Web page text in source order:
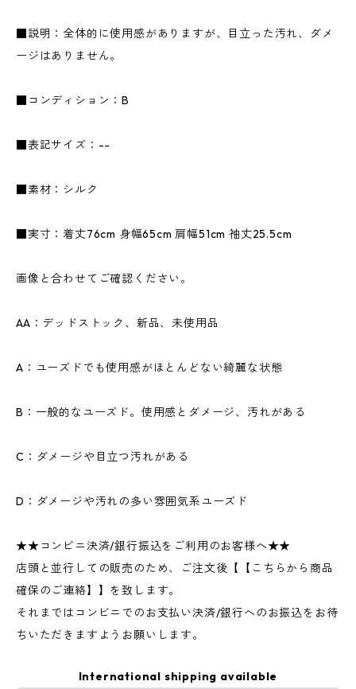
■説明：全体的に使用感がありますが、目立った汚れ、ダメ
ージはありません。
■コンディション：B
■表記サイズ：--
■素材：シルク
■実寸：着丈76cm 身幅65cm 肩幅51cm 袖丈25.5cm
画像と合わせてご確認ください。
AA：デッドストック、新品、未使用品
A：ユーズドでも使用感がほとんどない綺麗な状態
B：一般的なユーズド。使用感とダメージ、汚れがある
C：ダメージや目立つ汚れがある
D：ダメージや汚れの多い雰囲気系ユーズド
★★コンビニ決済/銀行振込をご利用のお客様へ★★
店頭と並行しての販売のため、ご注文後【【こちらから商品
確保のご連絡】】を致します。
それまではコンビニでのお支払い決済/銀行へのお振込をお待
ちいただきますようお願いします。
International shipping available